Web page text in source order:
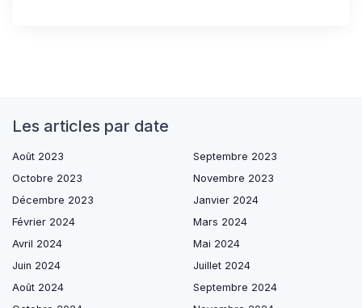
Les articles par date
Août 2023
Septembre 2023
Octobre 2023
Novembre 2023
Décembre 2023
Janvier 2024
Février 2024
Mars 2024
Avril 2024
Mai 2024
Juin 2024
Juillet 2024
Août 2024
Septembre 2024